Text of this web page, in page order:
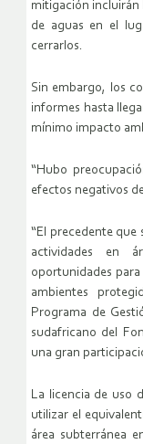
mitigación incluirán
de aguas en el
cerrarlos.
Sin embargo, los
informes hasta
mínimo impacto
“Hubo
efectos negativos
“El precedente que
actividades en
oportunidades
ambientes
Programa de
sudafricano del
una gran
La licencia de uso
utilizar el
área subterránea